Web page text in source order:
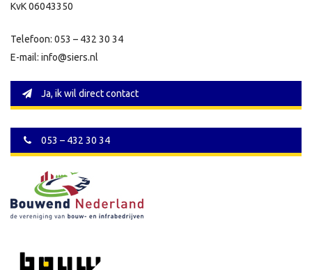
KvK 06043350
Telefoon: 053 – 432 30 34
E-mail: info@siers.nl
Ja, ik wil direct contact
053 – 432 30 34